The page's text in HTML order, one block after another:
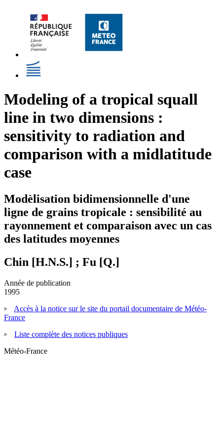
Modeling of a tropical squall
line in two dimensions :
sensitivity to radiation and
comparison with a midlatitude
case
Modèlisation bidimensionnelle d'une
ligne de grains tropicale : sensibilité au
rayonnement et comparaison avec un cas
des latitudes moyennes
Chin [H.N.S.] ; Fu [Q.]
Année de publication
1995
Accès à la notice sur le site du portail documentaire de Météo-
France
Liste complète des notices publiques
Météo-France